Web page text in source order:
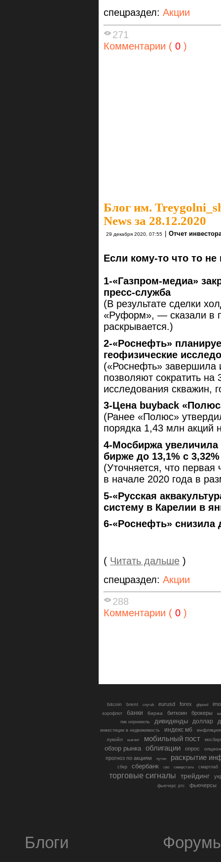
спецраздел: Акции
271
Комментарии ( 0 )
Блог им.
News за 28.12.2020
29 декабря 2020, 07:55 | Отчет
Если кому-то что то
1-«Газпром-медиа»
пресс-служба
(В результате сделки
«Руформ», — сказали в
раскрывается.)
2-«Роснефть»
геофизические
(«Роснефть» завершила
позволяют сократить на
исследования скважин,
3-Цена buyback
(Ранее «Полюс»
порядка 1,43 млн
4-Мосбиржа
бирже до 13,1% с 3,32%
(Уточняется, что первая
в начале 2020 года в
5-«Русская
систему в Карелии в
6-«Роснефть»
( Читать дальше )
спецраздел: Акции
288
Комментарии ( 0 )
bitcoin brent cnyrub eurusd forex gbpusd
аэрофлот банки биржа биткоин брокеры
гмк норникель
дивиденды доллар
инвестиции в недвижимость индекс мб
инфляция
лукойл
магнит мобильный пост
обзор рынка облигации опрос
прогноз по акциям путин раскрытие
сбер сбербанк сво северсталь смартлаб
торговые сигналы трейдинг
фьючерс ртс фьючерсы
Блоги